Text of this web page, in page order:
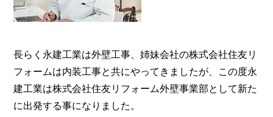
付。『後悔しない塗り替えガイドブック』無料進呈
長らく永建工業は外壁工事、姉妹会社の株式会社住友リ
フォームは内装工事と共にやってきましたが、この度永
建工業は株式会社住友リフォーム外壁事業部として新た
に出発する事になりました。